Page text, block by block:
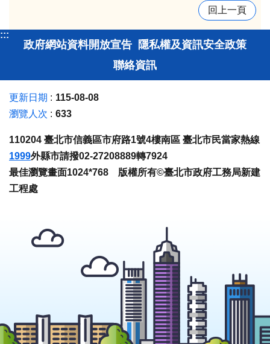
回上一頁
:::
政府網站資料開放宣告 隱私權及資訊安全政策
聯絡資訊
更新日期
115-08-08
瀏覽人次
633
110204 臺北市信義區市府路1號4樓南區 臺北市民當家熱線
1999外縣市請撥02-27208889轉7924
最佳瀏覽畫面1024*768 版權所有©臺北市政府工務局新建
工程處